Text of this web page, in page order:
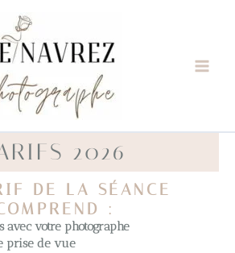
2026
DE LA SÉANCE
:
avec votre photographe
prise de vue